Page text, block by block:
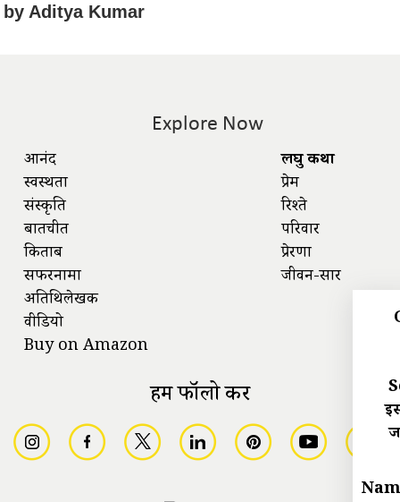
by Aditya Kumar
Explore Now
आनंद
स्वस्थता
संस्कृति
बातचीत
किताबें
सफरनामा
अतिथिलेखक
वीडियो
Buy on Amazon
लघु कथा
प्रेम
रिश्ते
परिवार
प्रेरणा
जीवन-सार
हमें फॉलो करें